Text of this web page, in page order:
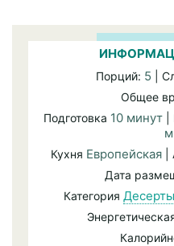
Порций: 5 |
Общее
Подготовка 10 минут
Кухня Европейская |
Дата
Категория Десерты